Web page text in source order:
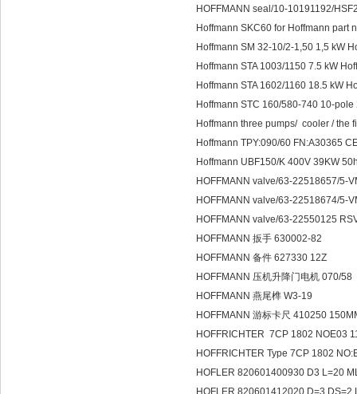
HOFFMANN seal/10-10191192/
Hoffmann SKC60 for Hoffmann part
Hoffmann SM 32-10/2-1,50 1,5 kW
Hoffmann STA 1003/1150 7.5 kW
Hoffmann STA 1602/1160 18.5 kW
Hoffmann STC 160/580-740 10-
Hoffmann three pumps/ cooler / the
Hoffmann TPY:090/60 FN:A30365
Hoffmann UBF150/K 400V 39KW
HOFFMANN valve/63-22518657/5-
HOFFMANN valve/63-22518674/5-
HOFFMANN valve/63-22550125
HOFFMANN 扳手 630002-82
HOFFMANN 备件 627330 12Z
HOFFMANN 压机升降门电机 070/58
HOFFMANN 燕尾榫 W3-19
HOFFMANN 游标卡尺 410250
HOFFRICHTER 7CP 1802 NOE03
HOFFRICHTER Type 7CP 1802
HOFLER 820601400930 D3 L=20
HOFLER 820601412020 D=3 DS=2